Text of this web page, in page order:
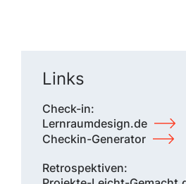
Links
Check-in:
Lernraumdesign.de
Checkin-Generator
Retrospektiven: